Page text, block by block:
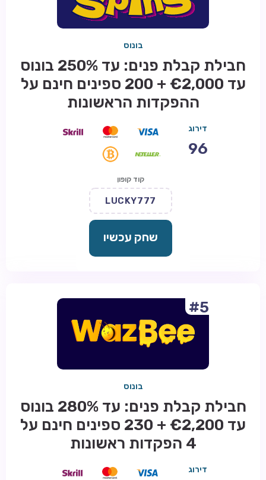
בונוס
חבילת קבלת פנים: עד 250% בונוס
עד €2,000 + 200 ספינים חינם על
ההפקדות הראשונות
דירוג
96
קוד קופון
LUCKY777
שחק עכשיו
#5
בונוס
חבילת קבלת פנים: עד 280% בונוס
עד €2,200 + 230 ספינים חינם על
4 הפקדות ראשונות
דירוג